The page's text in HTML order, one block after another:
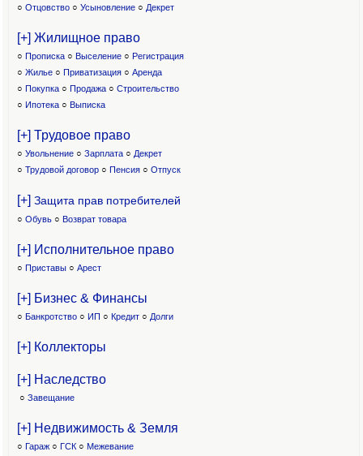
○ Отцовство○ Усыновление ○ Декрет
[+] Жилищное право
○ Прописка ○ Выселение ○ Регистрация
○ Жилье ○ Приватизация ○ Аренда
○ Покупка ○ Продажа ○ Строительство
○ Ипотека ○ Выписка
[+] Трудовое право
○ Увольнение ○ Зарплата ○ Декрет
○ Трудовой договор ○ Пенсия ○ Отпуск
[+] Защита прав потребителей
○ Обувь ○ Возврат товара
[+] Исполнительное право
○ Приставы ○ Арест
[+] Бизнес & Финансы
○ Банкротство ○ ИП ○ Кредит ○ Долги
[+] Коллекторы
[+] Наследство
○ Завещание
[+] Недвижимость & Земля
○ Гараж ○ ГСК ○ Межевание